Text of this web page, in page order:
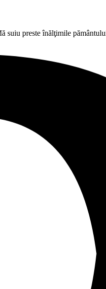
suiu preste înălţimile